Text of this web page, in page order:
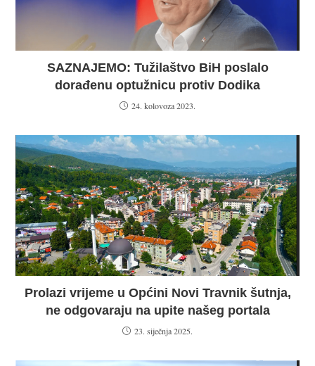
SAZNAJEMO: Tužilaštvo BiH poslalo
dorađenu optužnicu protiv Dodika
24. kolovoza 2023.
Prolazi vrijeme u Općini Novi Travnik šutnja,
ne odgovaraju na upite našeg portala
23. siječnja 2025.